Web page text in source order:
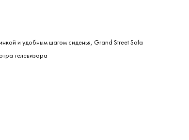
и удобным шагом сиденья, Grand Street Sofa
телевизора